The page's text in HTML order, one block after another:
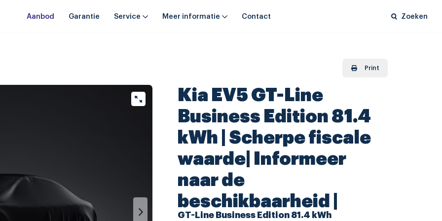
Aanbod Garantie Service Meer informatie Contact Zoeken
Print
Kia EV5 GT-Line
Business Edition 81.4
kWh | Scherpe fiscale
waarde| Informeer
naar de
beschikbaarheid |
GT-Line Business Edition 81.4 kWh